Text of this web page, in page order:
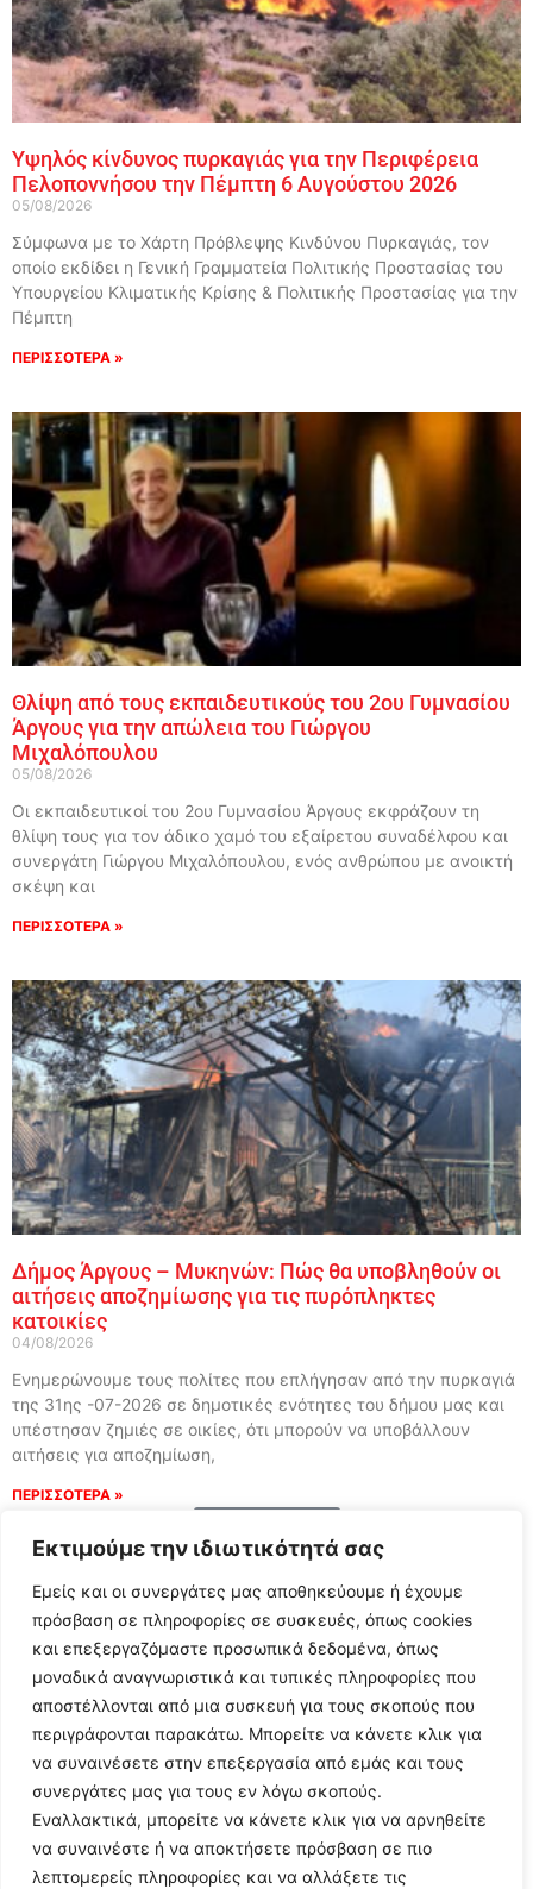
Εκτιμούμε την ιδιωτικότητά σας
Εμείς και οι συνεργάτες μας αποθηκεύουμε ή έχουμε
πρόσβαση σε πληροφορίες σε συσκευές, όπως cookies
και επεξεργαζόμαστε προσωπικά δεδομένα, όπως
μοναδικά αναγνωριστικά και τυπικές πληροφορίες που
αποστέλλονται από μια συσκευή για τους σκοπούς που
περιγράφονται παρακάτω. Μπορείτε να κάνετε κλικ για
να συναινέσετε στην επεξεργασία από εμάς και τους
συνεργάτες μας για τους εν λόγω σκοπούς.
Εναλλακτικά, μπορείτε να κάνετε κλικ για να αρνηθείτε
να συναινέστε ή να αποκτήσετε πρόσβαση σε πιο
λεπτομερείς πληροφορίες και να αλλάξετε τις
Υψηλός κίνδυνος πυρκαγιάς για την Περιφέρεια
Πελοποννήσου την Πέμπτη 6 Αυγούστου 2026
05/08/2026
Σύμφωνα με το Χάρτη Πρόβλεψης Κινδύνου Πυρκαγιάς, τον
οποίο εκδίδει η Γενική Γραμματεία Πολιτικής Προστασίας του
Υπουργείου Κλιματικής Κρίσης & Πολιτικής Προστασίας για την
Πέμπτη
ΠΕΡΙΣΣΟΤΕΡΑ »
Θλίψη από τους εκπαιδευτικούς του 2ου Γυμνασίου
Άργους για την απώλεια του Γιώργου
Μιχαλόπουλου
05/08/2026
Οι εκπαιδευτικοί του 2ου Γυμνασίου Άργους εκφράζουν τη
θλίψη τους για τον άδικο χαμό του εξαίρετου συναδέλφου και
συνεργάτη Γιώργου Μιχαλόπουλου, ενός ανθρώπου με ανοικτή
σκέψη και
ΠΕΡΙΣΣΟΤΕΡΑ »
Δήμος Άργους – Μυκηνών: Πώς θα υποβληθούν οι
αιτήσεις αποζημίωσης για τις πυρόπληκτες
κατοικίες
04/08/2026
Ενημερώνουμε τους πολίτες που επλήγησαν από την πυρκαγιά
της 31ης -07-2026 σε δημοτικές ενότητες του δήμου μας και
υπέστησαν ζημιές σε οικίες, ότι μπορούν να υποβάλλουν
αιτήσεις για αποζημίωση,
ΠΕΡΙΣΣΟΤΕΡΑ »
Follow Us